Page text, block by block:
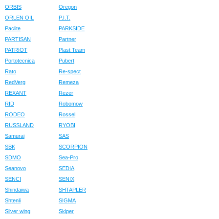
ORBIS
Oregon
ORLEN OIL
P.I.T.
Paclite
PARKSIDE
PARTISAN
Partner
PATRIOT
Plast Team
Portotecnica
Pubert
Rato
Re-spect
RedVerg
Remeza
REXANT
Rezer
RID
Robomow
RODEO
Rossel
RUSSLAND
RYOBI
Samurai
SAS
SBK
SCORPION
SDMO
Sea-Pro
Seanovo
SEDIA
SENCI
SENIX
Shindaiwa
SHTAPLER
Shtenli
SIGMA
Silver wing
Skiper